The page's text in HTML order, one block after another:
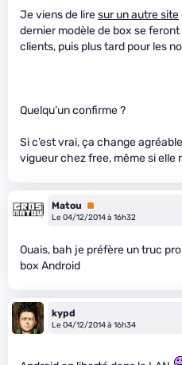
Je viens de liresur un autre site
dernier modèle de box se feront
clients, puis plus tard pour les
Quelqu’un confirme ?
Si c’est vrai, ça change
vigueur chez free, même si elle
Matou
Premium
Le 04/12/2014 à 16h32
Ouais, bah je préfère un truc
box Android
kypd
Le 04/12/2014 à 16h34